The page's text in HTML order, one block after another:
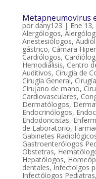
Metapneumovirus
por dany123 | Ene
Alergólogos,
Anestesiólogos,
gástrico, Cámara
Cardiólogos,
Hemodiálisis, Centro
Auditivos, Cirugía de
Cirugía General,
Cirujano de mano,
Cardiovasculares,
Dermatólogos,
Endocrinólogos,
Endodoncistas,
de Laboratorio,
Gabinetes
Gastroenterólogos
Obstetras,
Hepatólogos,
dentales, Infectolgos
Infectólogos Pediatras,